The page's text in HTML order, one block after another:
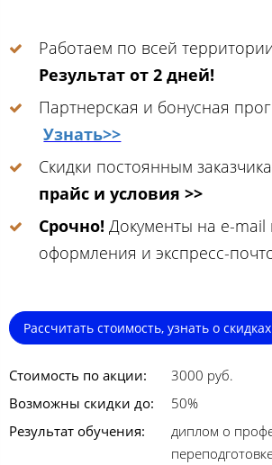
Работаем по всей
Результат от 2 дней!
Партнерская и бонусная
Узнать>>
Скидки постоянным
прайс и условия >>
Срочно! Документы на e-mail
оформления и экспресс-
Рассчитать стоимость, узнать о скидках
Стоимость по акции:
3000 руб.
Возможны скидки до:
50%
Результат обучения:
диплом о